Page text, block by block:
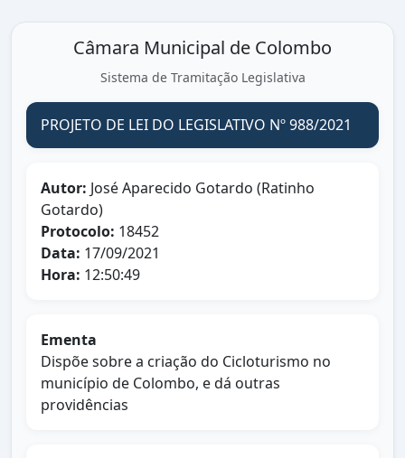
Câmara Municipal de Colombo
Sistema de Tramitação Legislativa
PROJETO DE LEI DO LEGISLATIVO Nº 988/2021
Autor: José Aparecido Gotardo (Ratinho
Gotardo)
Protocolo: 18452
Data: 17/09/2021
Hora: 12:50:49
Ementa
Dispõe sobre a criação do Cicloturismo no
município de Colombo, e dá outras
providências